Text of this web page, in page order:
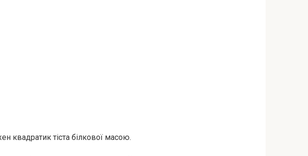
квадратик тіста білкової масою.